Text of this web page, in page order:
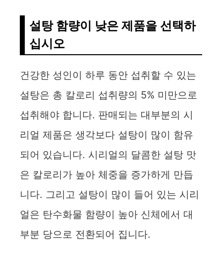
설탕 함량이 낮은 제품을 선택하
십시오
건강한 성인이 하루 동안 섭취할 수 있는
설탕은 총 칼로리 섭취량의 5% 미만으로
섭취해야 합니다. 판매되는 대부분의 시
리얼 제품은 생각보다 설탕이 많이 함유
되어 있습니다. 시리얼의 달콤한 설탕 맛
은 칼로리가 높아 체중을 증가하게 만듭
니다. 그리고 설탕이 많이 들어 있는 시리
얼은 탄수화물 함량이 높아 신체에서 대
부분 당으로 전환되어 집니다.